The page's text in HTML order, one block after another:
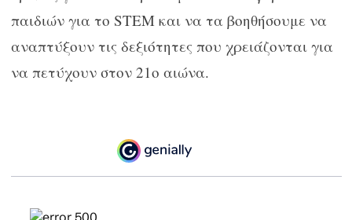
παιδιών για το STEM και να τα βοηθήσουμε να
αναπτύξουν τις δεξιότητες που χρειάζονται για
να πετύχουν στον 21ο αιώνα.